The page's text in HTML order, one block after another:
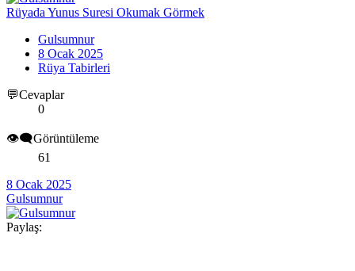
Rüyada Yunus Suresi Okumak Görmek
Gulsumnur
8 Ocak 2025
Rüya Tabirleri
💬Cevaplar
0
👁️‍🗨️Görüntüleme
61
8 Ocak 2025
Gulsumnur
Paylaş: